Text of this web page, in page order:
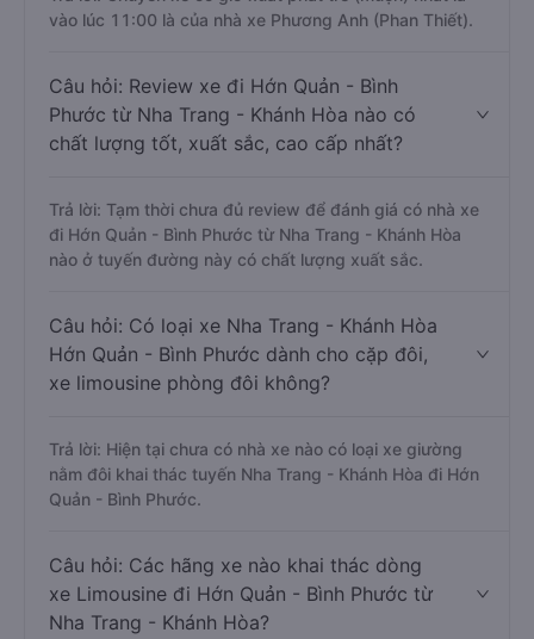
vào lúc 11:00 là của nhà xe Phương Anh (Phan Thiết).
Câu hỏi: Review xe đi Hớn Quản - Bình
Phước từ Nha Trang - Khánh Hòa nào có
chất lượng tốt, xuất sắc, cao cấp nhất?
Trả lời: Tạm thời chưa đủ review để đánh giá có nhà xe
đi Hớn Quản - Bình Phước từ Nha Trang - Khánh Hòa
nào ở tuyến đường này có chất lượng xuất sắc.
Câu hỏi: Có loại xe Nha Trang - Khánh Hòa
Hớn Quản - Bình Phước dành cho cặp đôi,
xe limousine phòng đôi không?
Trả lời: Hiện tại chưa có nhà xe nào có loại xe giường
nằm đôi khai thác tuyến Nha Trang - Khánh Hòa đi Hớn
Quản - Bình Phước.
Câu hỏi: Các hãng xe nào khai thác dòng
xe Limousine đi Hớn Quản - Bình Phước từ
Nha Trang - Khánh Hòa?